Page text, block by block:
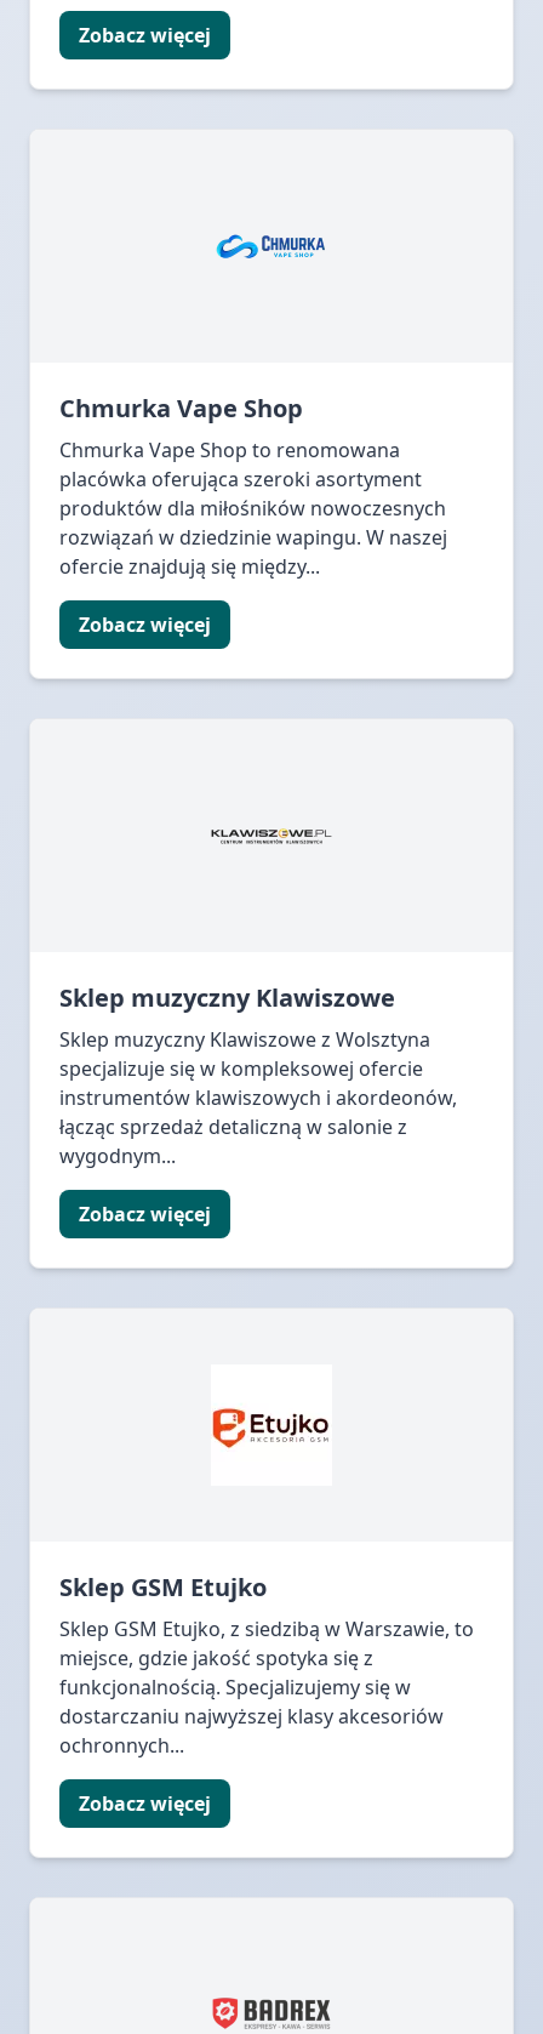
Zobacz więcej
Chmurka Vape Shop
Chmurka Vape Shop to renomowana
placówka oferująca szeroki asortyment
produktów dla miłośników nowoczesnych
rozwiązań w dziedzinie wapingu. W naszej
ofercie znajdują się między...
Zobacz więcej
Sklep muzyczny Klawiszowe
Sklep muzyczny Klawiszowe z Wolsztyna
specjalizuje się w kompleksowej ofercie
instrumentów klawiszowych i akordeonów,
łącząc sprzedaż detaliczną w salonie z
wygodnym...
Zobacz więcej
Sklep GSM Etujko
Sklep GSM Etujko, z siedzibą w Warszawie, to
miejsce, gdzie jakość spotyka się z
funkcjonalnością. Specjalizujemy się w
dostarczaniu najwyższej klasy akcesoriów
ochronnych...
Zobacz więcej